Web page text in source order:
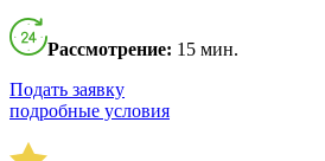
Рассмотрение: 15 мин.
Подать заявку
подробные условия